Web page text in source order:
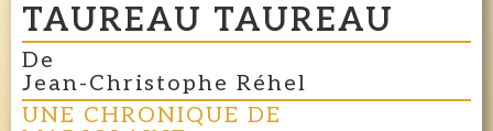
TAUREAU TAUREAU
De
Jean-Christophe Réhel
UNE CHRONIQUE DE